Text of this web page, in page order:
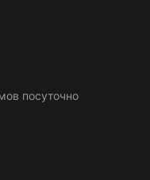
посуточно